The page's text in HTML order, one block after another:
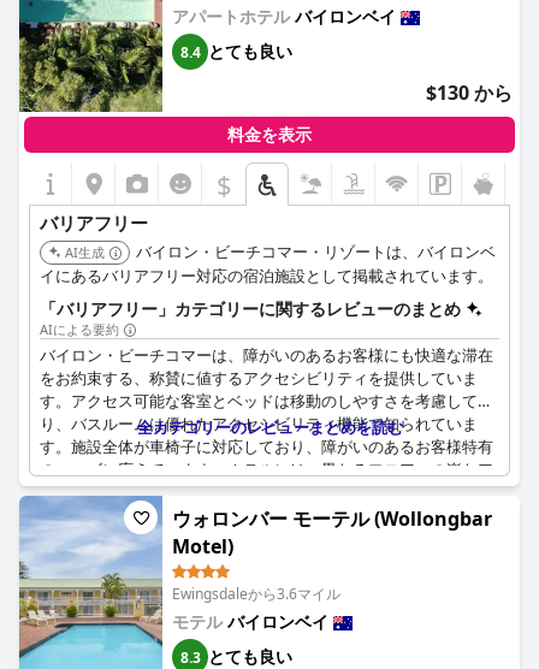
アパートホテルバイロンベイ
8.4 とても良い
$130 から
料金を表示
$
バリアフリー
AI生成
バイロン・ビーチコマー・リゾートは、バイロンベ
イにあるバリアフリー対応の宿泊施設として掲載されています。
「バリアフリー」カテゴリーに関するレビューのまとめ
AIによる要約
バイロン・ビーチコマーは、障がいのあるお客様にも快適な滞在
をお約束する、称賛に値するアクセシビリティを提供していま
す。アクセス可能な客室とベッドは移動のしやすさを考慮してお
り、バスルームは優れたアクセシビリティ機能で知られていま
す。施設全体が車椅子に対応しており、障がいのあるお客様特有
のニーズに応えています。ホテルには、異なるフロアへの楽なア
クセスを可能にするエレベーターがあります。お客様は、ホテル
の場所を見つけやすいと感じ、簡単な鍵と駐車オプションによる
分かりやすいアクセスを高く評価しています。さらに、客室は常
に清潔で安全であり、アクセス可能な宿泊施設を必要とする人々
にとって魅力を高めています。
全カテゴリーのレビューまとめを読む
ウォロンバー モーテル (Wollongbar
Motel)
Ewingsdaleから3.6マイル
モテルバイロンベイ
8.3 とても良い